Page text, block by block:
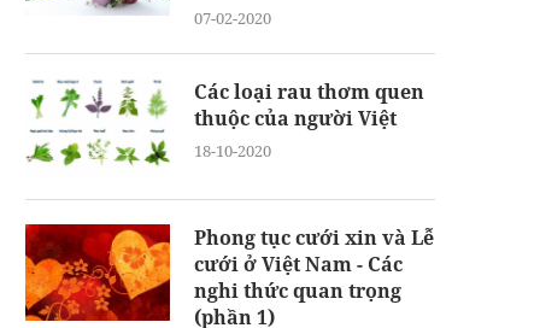
07-02-2020
Các loại rau thơm quen
thuộc của người Việt
18-10-2020
Phong tục cưới xin và Lễ
cưới ở Việt Nam - Các
nghi thức quan trọng
(phần 1)